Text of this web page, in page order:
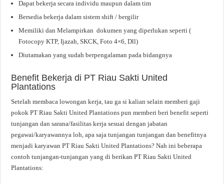
Dapat bekerja secara individu maupun dalam tim
Bersedia bekerja dalam sistem shift / bergilir
Memiliki dan Melampirkan dokumen yang diperlukan seperti (
Fotocopy KTP, Ijazah, SKCK, Foto 4×6, Dll)
Diutamakan yang sudah berpengalaman pada bidangnya
Benefit Bekerja di PT Riau Sakti United
Plantations
Setelah membaca lowongan kerja, tau ga si kalian selain memberi gaji
pokok PT Riau Sakti United Plantations pun memberi beri benefit seperti
tunjangan dan sarana/fasilitas kerja sesuai dengan jabatan
pegawai/karyawannya loh, apa saja tunjangan tunjangan dan benefitnya
menjadi karyawan PT Riau Sakti United Plantations? Nah ini beberapa
contoh tunjangan-tunjangan yang di berikan PT Riau Sakti United
Plantations: